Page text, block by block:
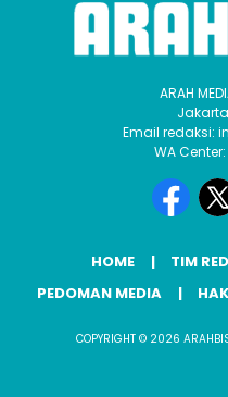
ARAH
Email redaksi:
WA
HOME TIM
PEDOMAN MEDIA
COPYRIGHT © 2026